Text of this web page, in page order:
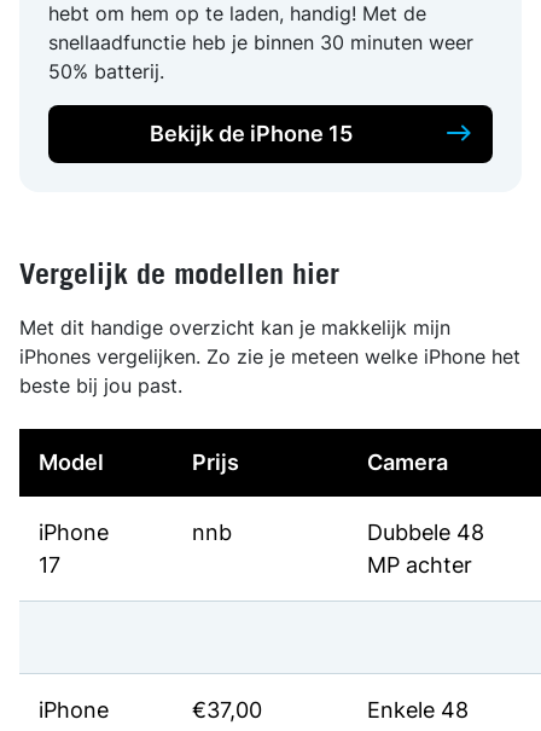
hebt om hem op te laden, handig! Met de
snellaadfunctie heb je binnen 30 minuten weer
50% batterij.
Bekijk de iPhone 15
Vergelijk de modellen hier
Met dit handige overzicht kan je makkelijk mijn
iPhones vergelijken. Zo zie je meteen welke iPhone het
beste bij jou past.
Model Prijs Camera
iPhone
17
nnb
Dubbele 48
MP achter
iPhone
€37,00
Enkele 48